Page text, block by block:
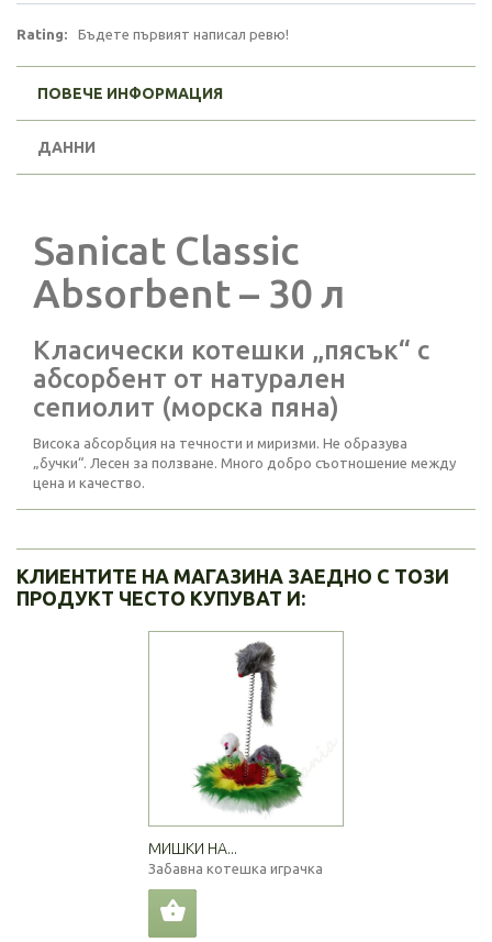
Rating: Бъдете първият написал ревю!
ПОВЕЧЕ ИНФОРМАЦИЯ
ДАННИ
Sanicat Classic
Absorbent – 30 л
Класически котешки „пясък“ с
абсорбент от натурален
сепиолит (морска пяна)
Висока абсорбция на течности и миризми. Не образува
„бучки“. Лесен за ползване. Много добро съотношение между
цена и качество.
КЛИЕНТИТЕ НА МАГАЗИНА ЗАЕДНО С ТОЗИ
ПРОДУКТ ЧЕСТО КУПУВАТ И:
МИШКИ НА...
Забавна котешка играчка